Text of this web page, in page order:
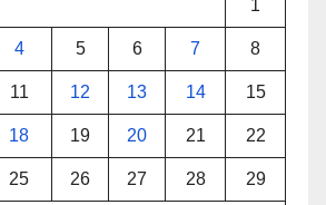
1
4 5 6 7 8
11 12 13 14 15
18 19 20 21 22
25 26 27 28 29